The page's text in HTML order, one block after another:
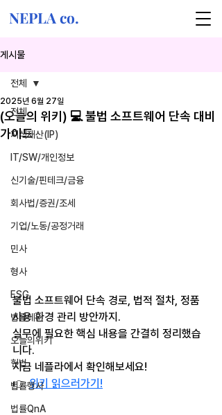
NEPLA co.
게시물
전체
지식재산(IP)
IT/SW/개인정보
신기술/핀테크/금융
회사법/증권/조세
기업/노동/공정거래
민사
형사
ESG
법률레터
오늘의위키
헌법
법률행사
법률QnA
전체
(오늘의 위키) 💻 불법 소프트웨어 단속 대비
가이드
2025년 6월 27일
불법 소프트웨어 단속 경로, 법적 절차, 정품
사용 환경 관리 방안까지.
실무에 필요한 핵심 내용을 간결히 정리했습
니다.
지금 네플라에서 확인해보세요!
👉 위키 읽으러가기!